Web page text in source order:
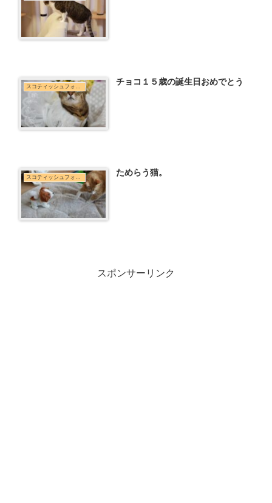
チョコ１５歳の誕生日おめでとう
ためらう猫。
スポンサーリンク